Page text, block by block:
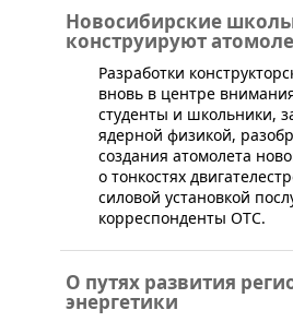
Новосибирские
конструируют
Разработки
вновь в центре
студенты и школьники,
ядерной физикой,
создания атомолета
о тонкостях
силовой установкой
корреспонденты ОТС.
О путях развития
энергетики